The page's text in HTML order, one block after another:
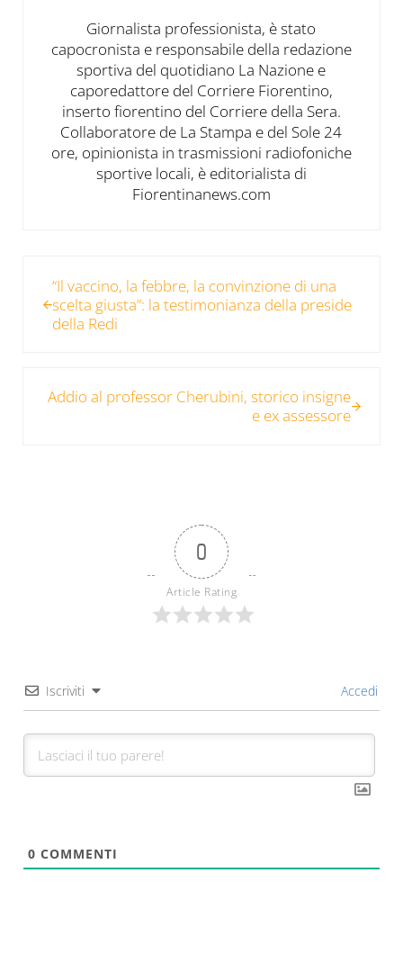
Giornalista professionista, è stato
capocronista e responsabile della redazione
sportiva del quotidiano La Nazione e
caporedattore del Corriere Fiorentino,
inserto fiorentino del Corriere della Sera.
Collaboratore de La Stampa e del Sole 24
ore, opinionista in trasmissioni radiofoniche
sportive locali, è editorialista di
Fiorentinanews.com
“Il vaccino, la febbre, la convinzione di una
scelta giusta”: la testimonianza della preside
della Redi
Addio al professor Cherubini, storico insigne
e ex assessore
0
Article Rating
Iscriviti Accedi
0 COMMENTI